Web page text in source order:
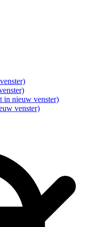
in nieuw venster)
venster)